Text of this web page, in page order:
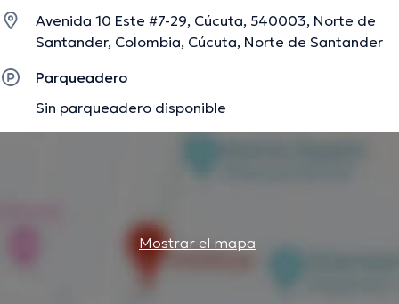
Avenida 10 Este #7-29, Cúcuta, 540003, Norte de
Santander, Colombia, Cúcuta, Norte de Santander
Parqueadero
Sin parqueadero disponible
Mostrar el mapa